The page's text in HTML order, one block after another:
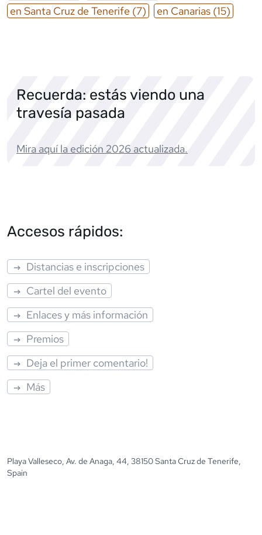
en Santa Cruz de Tenerife (7) en Canarias (15)
Recuerda: estás viendo una
travesía pasada
Mira aquí la edición 2026 actualizada.
Accesos rápidos:
Distancias e inscripciones
Cartel del evento
Enlaces y más información
Premios
Deja el primer comentario!
Más
Playa Valleseco, Av. de Anaga, 44, 38150 Santa Cruz de Tenerife,
Spain